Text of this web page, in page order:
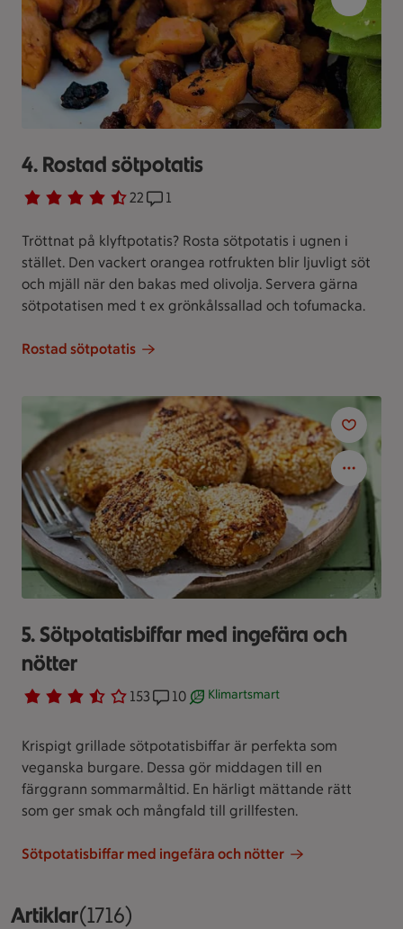
4. Rostad sötpotatis
Betyg 4.5 av 5. 22
22 personer har röstatReceptet har 1 kommentarer
1
Tröttnat på klyftpotatis? Rosta sötpotatis i ugnen i
stället. Den vackert orangea rotfrukten blir ljuvligt söt
och mjäll när den bakas med olivolja. Servera gärna
sötpotatisen med t ex grönkålssallad och tofumacka.
Rostad sötpotatis
5. Sötpotatisbiffar med ingefära och
nötter
Betyg 3.4 av 5. 153
153 personer har röstatReceptet har 10 kommentarer
10 Receptet är ett klimartsmart val.
Klimartsmart
Krispigt grillade sötpotatisbiffar är perfekta som
veganska burgare. Dessa gör middagen till en
färggrann sommarmåltid. En härligt mättande rätt
som ger smak och mångfald till grillfesten.
Sötpotatisbiffar med ingefära och nötter
ArtiklarVisar 1716 stycken
(1716)